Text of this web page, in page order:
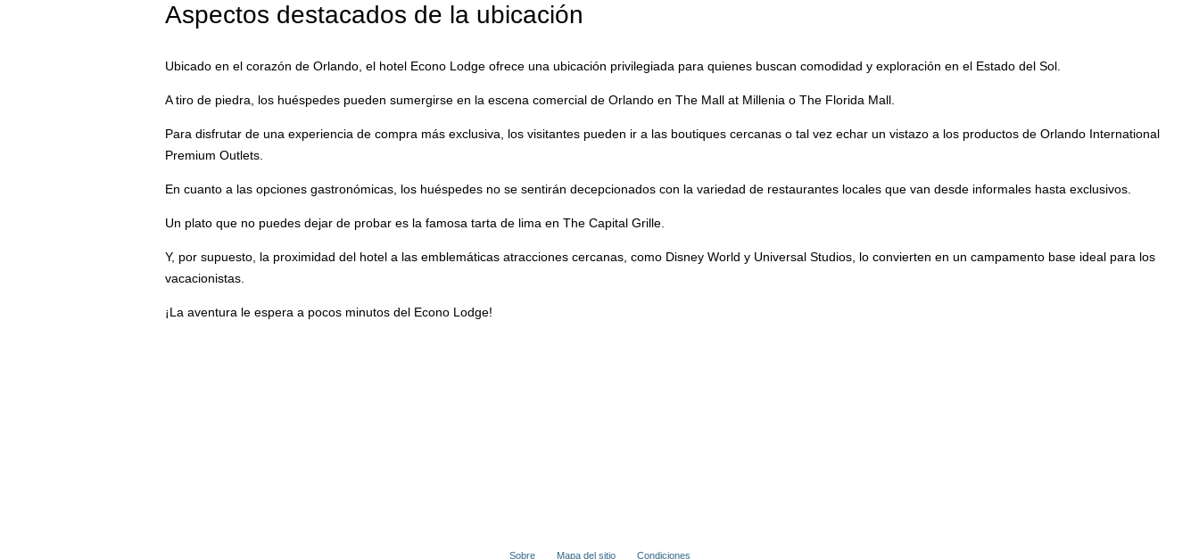
Aspectos destacados de la ubicación
Ubicado en el corazón de Orlando, el hotel Econo Lodge ofrece una ubicación privilegiada para quienes buscan comodidad y exploración en el Estado del Sol.
A tiro de piedra, los huéspedes pueden sumergirse en la escena comercial de Orlando en The Mall at Millenia o The Florida Mall.
Para disfrutar de una experiencia de compra más exclusiva, los visitantes pueden ir a las boutiques cercanas o tal vez echar un vistazo a los productos de Orlando International
Premium Outlets.
En cuanto a las opciones gastronómicas, los huéspedes no se sentirán decepcionados con la variedad de restaurantes locales que van desde informales hasta exclusivos.
Un plato que no puedes dejar de probar es la famosa tarta de lima en The Capital Grille.
Y, por supuesto, la proximidad del hotel a las emblemáticas atracciones cercanas, como Disney World y Universal Studios, lo convierten en un campamento base ideal para los
vacacionistas.
¡La aventura le espera a pocos minutos del Econo Lodge!
Sobre Mapa del sitio Condiciones